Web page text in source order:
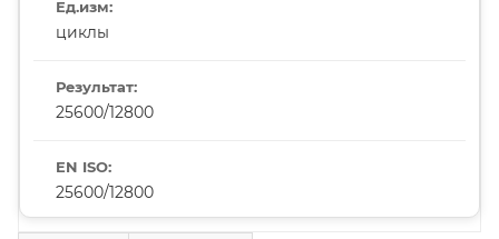
циклы
25600/12800
25600/12800